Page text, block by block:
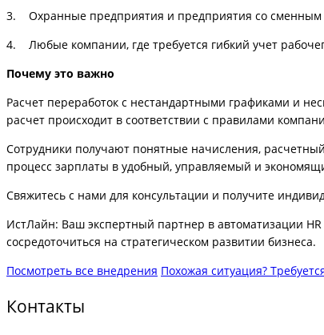
3. Охранные предприятия и предприятия со сменным
4. Любые компании, где требуется гибкий учет
Почему это важно
Расчет переработок с нестандартными графиками и
расчет происходит в соответствии с правилами
Сотрудники получают понятные начисления,
процесс зарплаты в удобный, управляемый и
Свяжитесь с нами для консультации и получите
ИстЛайн: Ваш экспертный партнер в автоматизации
сосредоточиться на стратегическом развитии бизнеса.
Посмотреть все внедрения Похожая ситуация?
Контакты